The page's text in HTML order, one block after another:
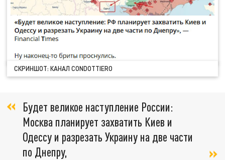
СКРИНШОТ: КАНАЛ CONDOTTIERO
Будет великое наступление России:
Москва планирует захватить Киев и
Одессу и разрезать Украину на две части
по Днепру,